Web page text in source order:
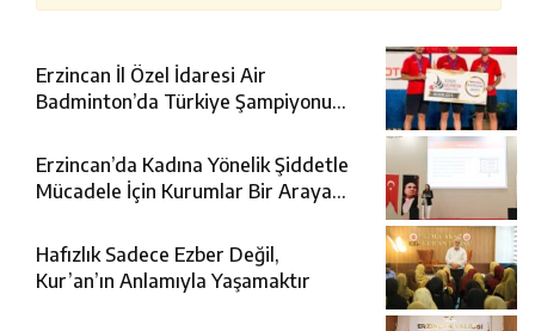
Erzincan İl Özel İdaresi Air
Badminton’da Türkiye Şampiyonu
Erzincan’da Kadına Yönelik Şiddetle
Mücadele İçin Kurumlar Bir Araya
Hafızlık Sadece Ezber Değil,
Kur’an’ın Anlamıyla Yaşamaktır